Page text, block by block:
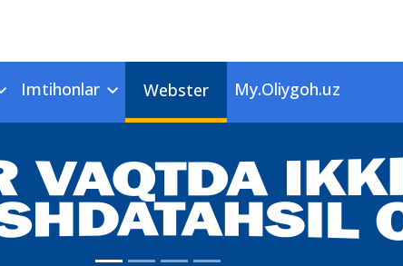
Imtihonlar Webster My.Oliygoh.uz